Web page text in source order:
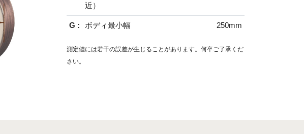
近）
G : ボディ最小幅 250mm
測定値には若干の誤差が生じることがあります。何卒ご了承くだ
さい。